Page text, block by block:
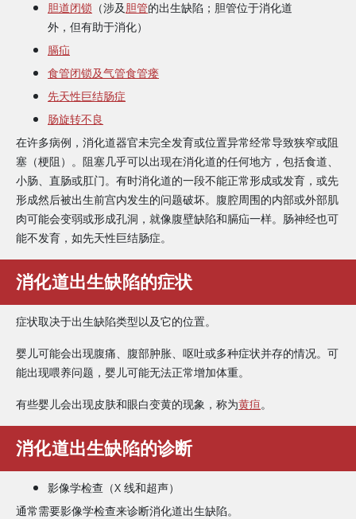
胆道闭锁 （涉及胆管的出生缺陷；胆管位于消化道
外，但有助于消化）
膈疝
食管闭锁及气管食管瘘
先天性巨结肠症
肠旋转不良
在许多病例，消化道器官未完全发育或位置异常经常导致狭窄或阻
塞（梗阻）。阻塞几乎可以出现在消化道的任何地方，包括食道、
小肠、直肠或肛门。有时消化道的一段不能正常形成或发育，或先
形成然后被出生前宫内发生的问题破坏。腹腔周围的内部或外部肌
肉可能会变弱或形成孔洞，就像腹壁缺陷和膈疝一样。肠神经也可
能不发育，如先天性巨结肠症。
消化道出生缺陷的症状
症状取决于出生缺陷类型以及它的位置。
婴儿可能会出现腹痛、腹部肿胀、呕吐或多种症状并存的情况。可
能出现喂养问题，婴儿可能无法正常增加体重。
有些婴儿会出现皮肤和眼白变黄的现象，称为黄疸。
消化道出生缺陷的诊断
影像学检查（X 线和超声）
通常需要影像学检查来诊断消化道出生缺陷。